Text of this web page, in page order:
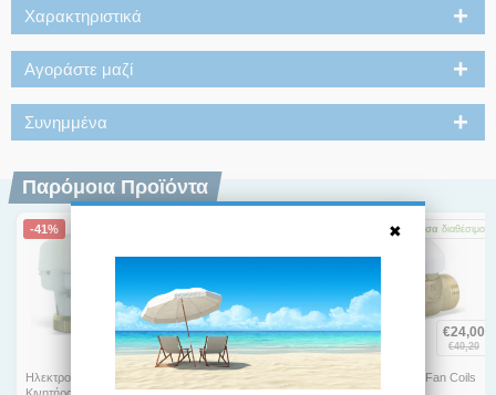
Χαρακτηριστικά
Αγοράστε μαζί
Συνημμένα
Παρόμοια Προϊόντα
-41%
€96,60
€162,40
Ηλεκτροθερμικος
€25,70
€42,30
Τρίοδη βαλβίδα Fan Coils
Άμεσα διαθέσιμο
€24,00
€40,20
Δίοδη βαλβίδα Fan Coils